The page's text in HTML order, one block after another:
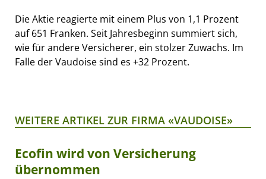
Die Aktie reagierte mit einem Plus von 1,1 Prozent
auf 651 Franken. Seit Jahresbeginn summiert sich,
wie für andere Versicherer, ein stolzer Zuwachs. Im
Falle der Vaudoise sind es +32 Prozent.
WEITERE ARTIKEL ZUR FIRMA «VAUDOISE»
Ecofin wird von Versicherung
übernommen